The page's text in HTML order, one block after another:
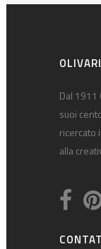
Dal 1911
suoi
ricercato
alla